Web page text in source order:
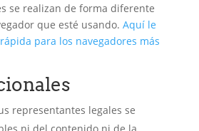
se realizan de forma diferente
que esté usando. Aquí le
para los navegadores más
representantes legales se